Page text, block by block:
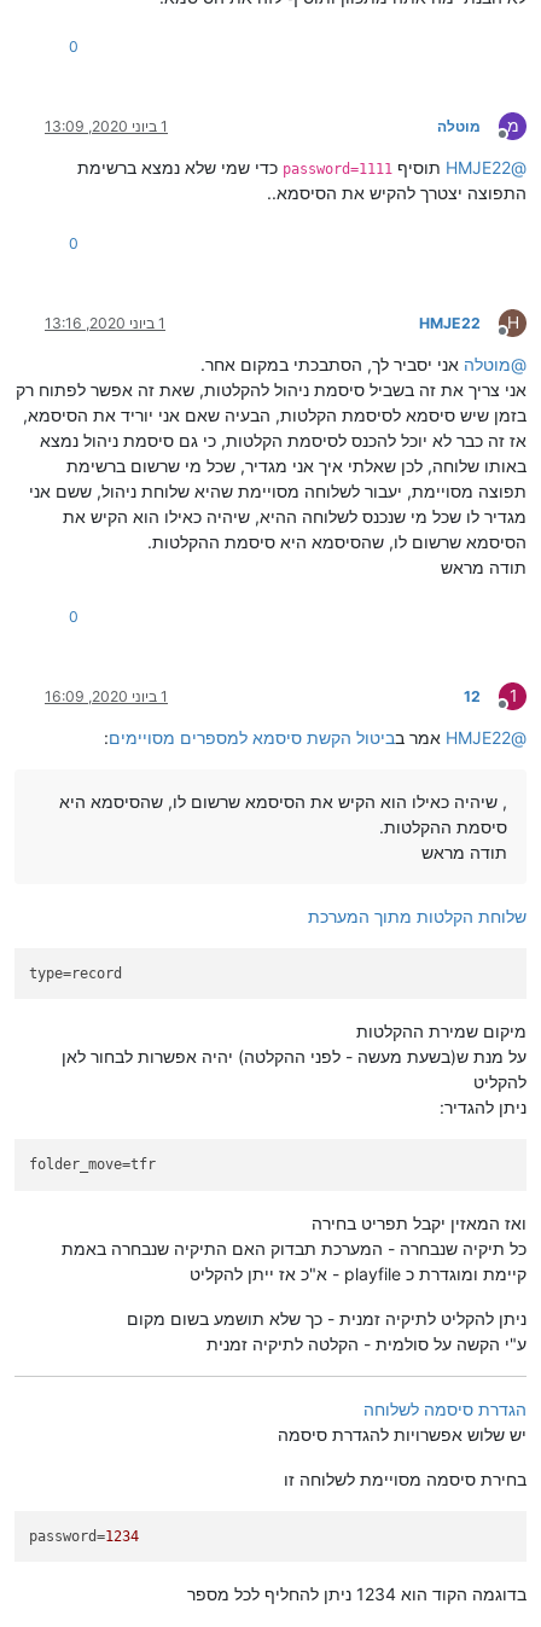
0
מ
מנותק
מוטלה 1 ביוני 2020, 13:09
@
HMJE22 תוסיף password=1111 כדי שמי שלא נמצא ברשימת
התפוצה יצטרך להקיש את הסיסמא..
0
H
מנותק
HMJE22 1 ביוני 2020, 13:16
@מוטלה אני יסביר לך, הסתבכתי במקום אחר.
אני צריך את זה בשביל סיסמת ניהול להקלטות, שאת זה אפשר לפתוח רק
בזמן שיש סיסמא לסיסמת הקלטות, הבעיה שאם אני יוריד את הסיסמא,
אז זה כבר לא יוכל להכנס לסיסמת הקלטות, כי גם סיסמת ניהול נמצא
באותו שלוחה, לכן שאלתי איך אני מגדיר, שכל מי שרשום ברשימת
תפוצה מסויימת, יעבור לשלוחה מסויימת שהיא שלוחת ניהול, ששם אני
מגדיר לו שכל מי שנכנס לשלוחה ההיא, שיהיה כאילו הוא הקיש את
הסיסמא שרשום לו, שהסיסמא היא סיסמת ההקלטות.
תודה מראש
0
1
מנותק
12 1 ביוני 2020, 16:09
@
HMJE22 אמר בביטול הקשת סיסמא למספרים מסויימים:
, שיהיה כאילו הוא הקיש את הסיסמא שרשום לו, שהסיסמא היא
סיסמת ההקלטות.
תודה מראש
שלוחת הקלטות מתוך המערכת
type=record
מיקום שמירת ההקלטות
על מנת ש(בשעת מעשה - לפני ההקלטה) יהיה אפשרות לבחור לאן
להקליט
ניתן להגדיר:
folder_move=tfr
ואז המאזין יקבל תפריט בחירה
כל תיקיה שנבחרה - המערכת תבדוק האם התיקיה שנבחרה באמת
קיימת ומוגדרת כ playfile - א"כ אז ייתן להקליט
ניתן להקליט לתיקיה זמנית - כך שלא תושמע בשום מקום
ע"י הקשה על סולמית - הקלטה לתיקיה זמנית
הגדרת סיסמה לשלוחה
יש שלוש אפשרויות להגדרת סיסמה
בחירת סיסמה מסויימת לשלוחה זו
password=1234
בדוגמה הקוד הוא 1234 ניתן להחליף לכל מספר